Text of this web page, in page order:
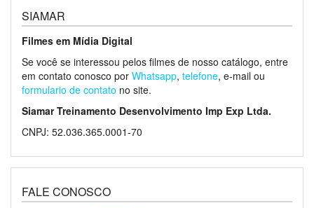
SIAMAR
Filmes em Mídia Digital
Se você se interessou pelos filmes de nosso catálogo, entre
em contato conosco por Whatsapp, telefone, e-mail ou
formulario de contato no site.
Siamar Treinamento Desenvolvimento Imp Exp Ltda.
CNPJ: 52.036.365.0001-70
FALE CONOSCO